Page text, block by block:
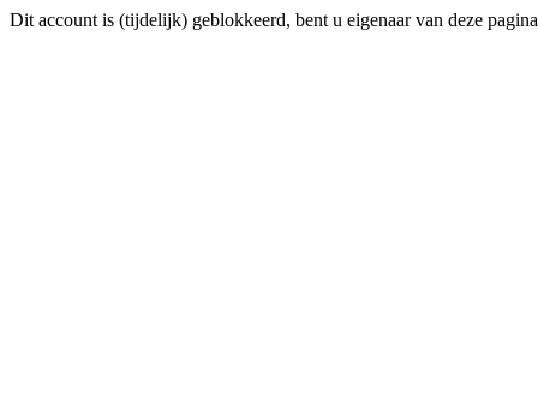
Dit account is (tijdelijk) geblokkeerd, bent u eigenaar van deze